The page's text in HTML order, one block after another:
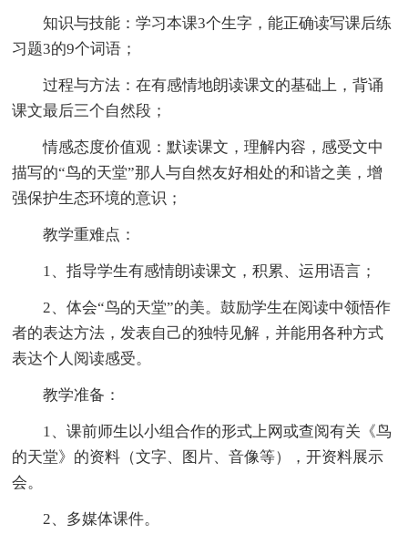
知识与技能：学习本课3个生字，能正确读写课后练
习题3的9个词语；
过程与方法：在有感情地朗读课文的基础上，背诵
课文最后三个自然段；
情感态度价值观：默读课文，理解内容，感受文中
描写的“鸟的天堂”那人与自然友好相处的和谐之美，增
强保护生态环境的意识；
教学重难点：
1、指导学生有感情朗读课文，积累、运用语言；
2、体会“鸟的天堂”的美。鼓励学生在阅读中领悟作
者的表达方法，发表自己的独特见解，并能用各种方式
表达个人阅读感受。
教学准备：
1、课前师生以小组合作的形式上网或查阅有关《鸟
的天堂》的资料（文字、图片、音像等），开资料展示
会。
2、多媒体课件。